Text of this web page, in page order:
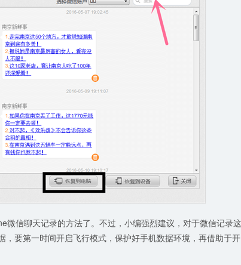
微信聊天记录的方法了。不过，小编强烈建议，对于微信记录这
要第一时间开启飞行模式，保护好手机数据环境，再借助于开